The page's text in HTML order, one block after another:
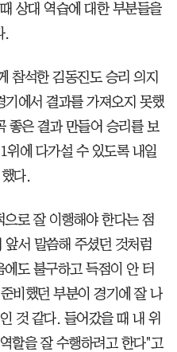
상대 역습에 대한 부분들을
.
참석한 김동진도 승리 의지
에서 결과를 가져오지 못했
좋은 결과 만들어 승리를 보
위에 다가설 수 있도록 내일
다.
로 잘 이행해야 한다는 점
서 말씀해 주셨던 것처럼
도 불구하고 득점이 안 터
비했던 부분이 경기에 잘 나
것 같다. 들어갔을 때 내 위
할을 잘 수행하려고 한다"고